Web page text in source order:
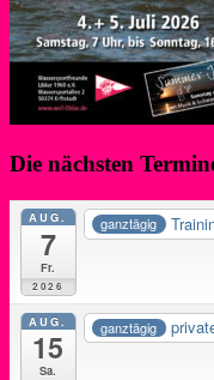
Die nächsten
AUG.
7
Fr.
2026
ganztägig
AUG.
15
Sa.
ganztägig